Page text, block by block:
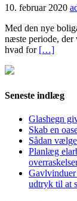
10. februar 2020
Med den nye
næste periode,
hvad for […]
Seneste indlæg
Glashegn
Skab en
Sådan
Planlæg
udtryk til at